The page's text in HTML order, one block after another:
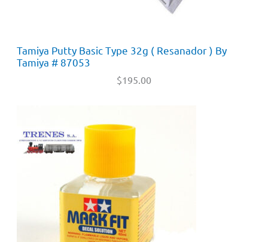
Tamiya Putty Basic Type 32g ( Resanador ) By
Tamiya # 87053
$195.00